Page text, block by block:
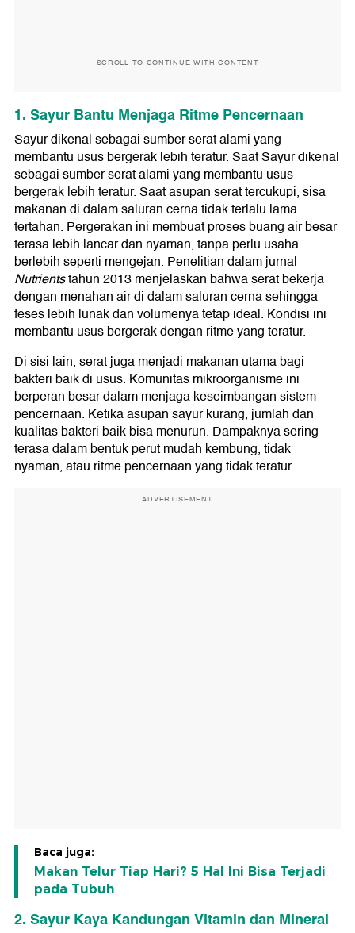
SCROLL TO CONTINUE WITH CONTENT
1. Sayur Bantu Menjaga Ritme Pencernaan
Sayur dikenal sebagai sumber serat alami yang
membantu usus bergerak lebih teratur. Saat Sayur dikenal
sebagai sumber serat alami yang membantu usus
bergerak lebih teratur. Saat asupan serat tercukupi, sisa
makanan di dalam saluran cerna tidak terlalu lama
tertahan. Pergerakan ini membuat proses buang air besar
terasa lebih lancar dan nyaman, tanpa perlu usaha
berlebih seperti mengejan. Penelitian dalam jurnal
Nutrientstahun 2013 menjelaskan bahwa serat bekerja
dengan menahan air di dalam saluran cerna sehingga
feses lebih lunak dan volumenya tetap ideal. Kondisi ini
membantu usus bergerak dengan ritme yang teratur.
Di sisi lain, serat juga menjadi makanan utama bagi
bakteri baik di usus. Komunitas mikroorganisme ini
berperan besar dalam menjaga keseimbangan sistem
pencernaan. Ketika asupan sayur kurang, jumlah dan
kualitas bakteri baik bisa menurun. Dampaknya sering
terasa dalam bentuk perut mudah kembung, tidak
nyaman, atau ritme pencernaan yang tidak teratur.
ADVERTISEMENT
Baca juga:
Makan Telur Tiap Hari? 5 Hal Ini Bisa Terjadi
pada Tubuh
2. Sayur Kaya Kandungan Vitamin dan Mineral